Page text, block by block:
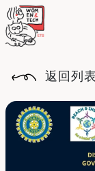
返回列表